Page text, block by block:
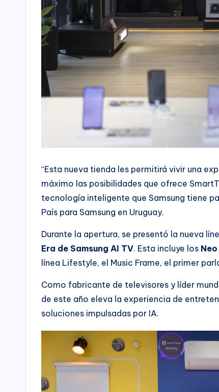
“Esta nueva tienda les permitirá vivir una
máximo las posibilidades que ofrece
tecnología inteligente que Samsung tiene
País para Samsung en Uruguay.
Durante la apertura, se presentó la nueva
Era de Samsung AI TV. Esta incluye los
línea Lifestyle, el Music Frame, el primer
Como fabricante de televisores y líder
de este año eleva la experiencia de
soluciones impulsadas por IA.